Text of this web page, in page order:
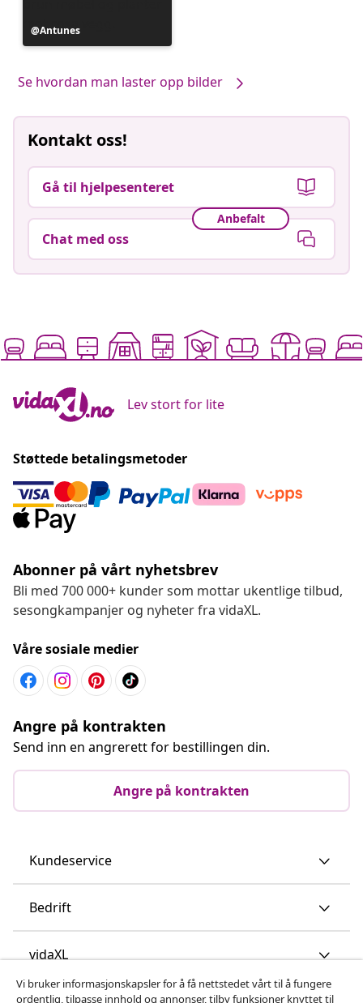
Innlegg
publisert
Antunes
Se hvordan man laster opp bilder
Kontakt oss!
Gå til hjelpesenteret
Anbefalt
Chat med oss
Lev stort for lite
Støttede betalingsmetoder
Abonner på vårt nyhetsbrev
Bli med 700 000+ kunder som mottar ukentlige tilbud,
sesongkampanjer og nyheter fra vidaXL.
Våre sosiale medier
Angre på kontrakten
Send inn en angrerett for bestillingen din.
Angre på kontrakten
Kundeservice
Bedrift
vidaXL
Vi bruker informasjonskapsler for å få nettstedet vårt til å fungere
ordentlig, tilpasse innhold og annonser, tilby funksjoner knyttet til